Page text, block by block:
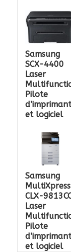
Samsung
SCX-4400
Laser
Pilote
et logiciel
Samsung
MultiXpress
CLX-
Laser
Pilote
et logiciel